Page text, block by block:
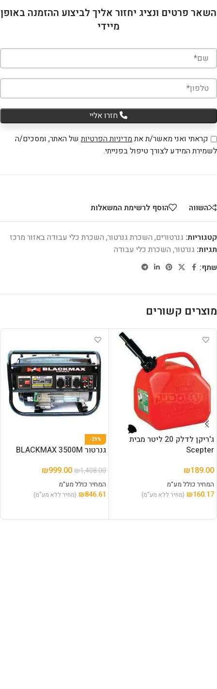
השאר פרטים ונציג יחזור אליך לביצוע ההזמנה באופן
מיידי
חזרו אליי
קראתי ואני מאשר/ת אתמדיניות הפרטיותשל האתר, ומסכים/ה
לשמירת המידע לצורך טיפול בפנייתי.
השווה הוסף לרשימת המשאלות
קטגוריות: גנרטורים, השכרת גנרטור, השכרת כלי עבודה באזור מרכז
תגיות: גנרטור, השכרת כלי עבודה
שתף:
מוצרים קשורים
ג'ריקן לדלק 20 ליטר מבית
Scepter
₪189.00
המחיר כולל מע"מ
₪160.17 (מחיר ללא מע"מ)
-29%
גנרטור BLACKMAX 3500M
₪1,408.00
₪999.00
המחיר כולל מע"מ
₪846.61 (מחיר ללא מע"מ)